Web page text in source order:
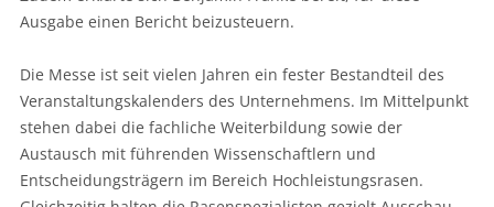
Ausgabe einen Bericht beizusteuern.
Die Messe ist seit vielen Jahren ein fester Bestandteil des
Veranstaltungskalenders des Unternehmens. Im Mittelpunkt
stehen dabei die fachliche Weiterbildung sowie der
Austausch mit führenden Wissenschaftlern und
Entscheidungsträgern im Bereich Hochleistungsrasen.